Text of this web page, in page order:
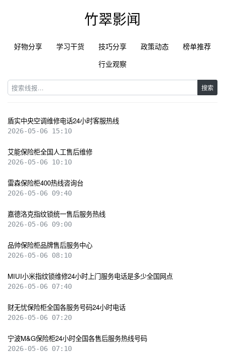
竹翠影闻
好物分享 学习干货 技巧分享 政策动态
榜单推荐
行业观察
搜索
盾实中央空调维修电话24小时客服热线
2026-05-06 15:10
艾能保险柜全国人工售后维修
2026-05-06 10:10
雷森保险柜400热线咨询台
2026-05-06 09:40
嘉德洛克指纹锁统一售后服务热线
2026-05-06 09:00
品帅保险柜品牌售后服务中心
2026-05-06 08:10
MIUI小米指纹锁维修24小时上门服务电话是多少全国网点
2026-05-06 07:40
财无忧保险柜全国各服务号码24小时电话
2026-05-06 07:20
宁波M&G保险柜24小时全国各售后服务热线号码
2026-05-06 07:10